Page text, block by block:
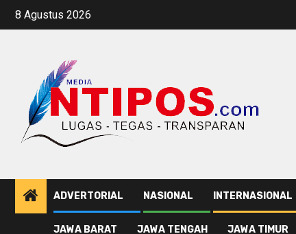
Skip
8 Agustus 2026
ADVERTORIAL NASIONAL INTERNASIONAL
JAWA BARAT JAWA TENGAH JAWA TIMUR